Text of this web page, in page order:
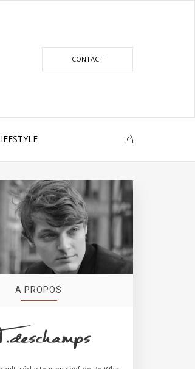
CONTACT
A PROPOS